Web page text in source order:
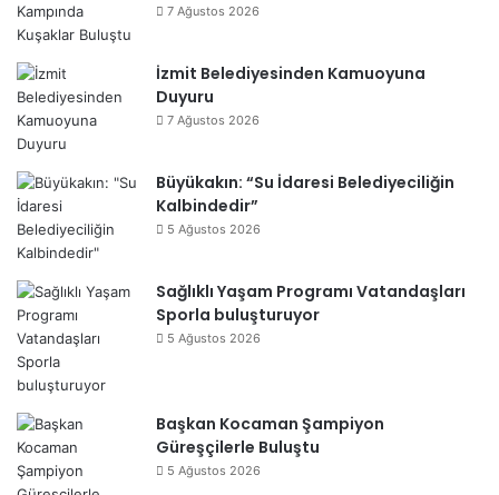
7 Ağustos 2026
İzmit Belediyesinden Kamuoyuna
Duyuru
7 Ağustos 2026
Büyükakın: “Su İdaresi Belediyeciliğin
Kalbindedir”
5 Ağustos 2026
Sağlıklı Yaşam Programı Vatandaşları
Sporla buluşturuyor
5 Ağustos 2026
Başkan Kocaman Şampiyon
Güreşçilerle Buluştu
5 Ağustos 2026